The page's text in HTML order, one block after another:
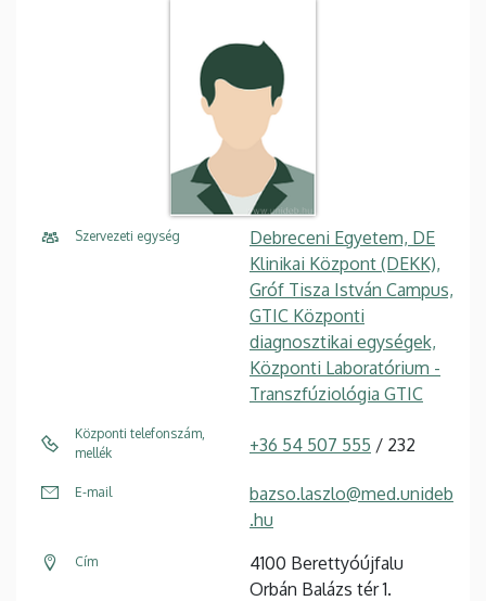
Szervezeti egység
Debreceni Egyetem, DE
Klinikai Központ (DEKK),
Gróf Tisza István Campus,
GTIC Központi
diagnosztikai egységek,
Központi Laboratórium -
Transzfúziológia GTIC
Központi telefonszám,
mellék
+36 54 507 555 / 232
E-mail
bazso.laszlo@med.unideb
.hu
Cím
4100 Berettyóújfalu
Orbán Balázs tér 1.